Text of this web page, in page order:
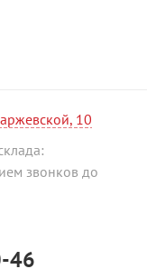
10
звонков до
46